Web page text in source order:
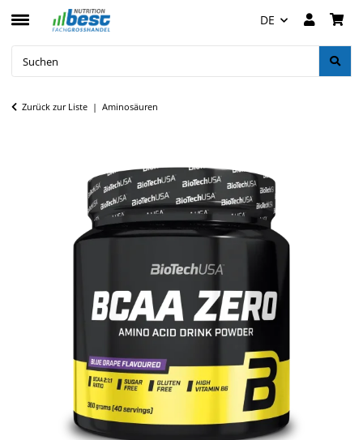
DE
Zurück zur Liste Aminosäuren